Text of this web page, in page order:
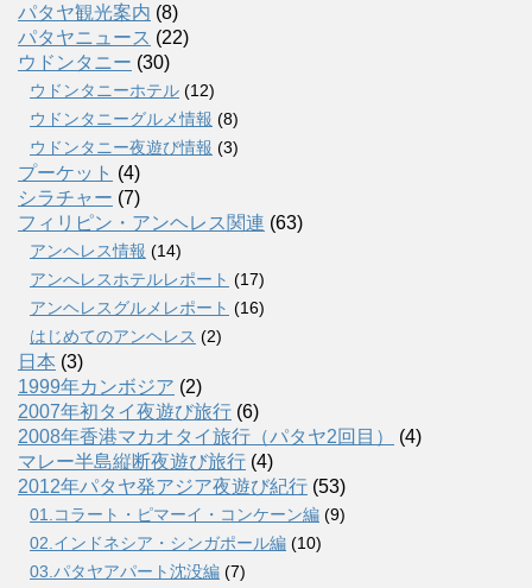
パタヤ観光案内 (8)
パタヤニュース (22)
ウドンタニー (30)
ウドンタニーホテル (12)
ウドンタニーグルメ情報 (8)
ウドンタニー夜遊び情報 (3)
プーケット (4)
シラチャー (7)
フィリピン・アンヘレス関連 (63)
アンヘレス情報 (14)
アンへレスホテルレポート (17)
アンヘレスグルメレポート (16)
はじめてのアンヘレス (2)
日本 (3)
1999年カンボジア (2)
2007年初タイ夜遊び旅行 (6)
2008年香港マカオタイ旅行（パタヤ2回目）
(4)
マレー半島縦断夜遊び旅行 (4)
2012年パタヤ発アジア夜遊び紀行 (53)
01.コラート・ピマーイ・コンケーン編 (9)
02.インドネシア・シンガポール編 (10)
03.パタヤアパート沈没編 (7)